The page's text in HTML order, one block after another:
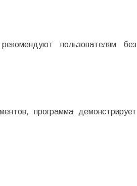
пользователям без
программа демонстрирует